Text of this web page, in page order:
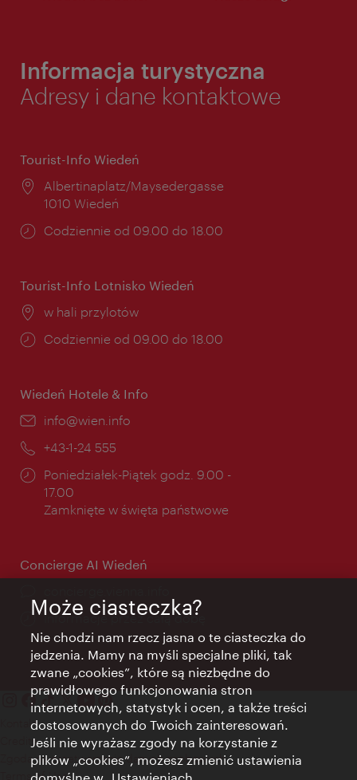
Informacja turystyczna
Adresy i dane kontaktowe
Tourist-Info Wiedeń
Miejsce:
Albertinaplatz/Maysedergasse
1010 Wiedeń
Godziny
Codziennie od 09.00 do 18.00
Tourist-Info Lotnisko Wiedeń
Miejsce:
w hali przylotów
Godziny
Codziennie od 09.00 do 18.00
Wiedeń Hotele & Info
E-
info@wien.info
Telefon:
+43-1-24 555
Godziny
otwarcia:
Poniedziałek-Piątek godz. 9.00 -
17.00
Zamknięte w święta państwowe
Concierge AI Wiedeń
Informacje przez całą dobę
Kontakt
Credits
Zgoda na przetwarzanie danych osobowych
Terms of Use
Może ciasteczka?
Nie chodzi nam rzecz jasna o te ciasteczka do
jedzenia. Mamy na myśli specjalne pliki, tak
zwane „cookies”, które są niezbędne do
prawidłowego funkcjonowania stron
internetowych, statystyk i ocen, a także treści
dostosowanych do Twoich zainteresowań.
Jeśli nie wyrażasz zgody na korzystanie z
plików „cookies”, możesz zmienić ustawienia